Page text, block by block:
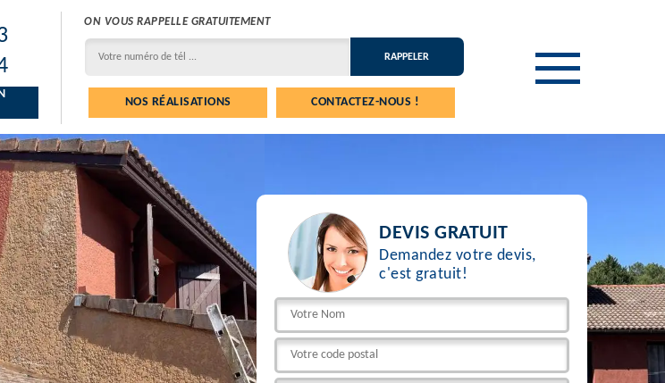
ON VOUS RAPPELLE GRATUITEMENT
NOS RÉALISATIONS CONTACTEZ-NOUS !
DEVIS GRATUIT
Demandez votre devis,
c'est gratuit!